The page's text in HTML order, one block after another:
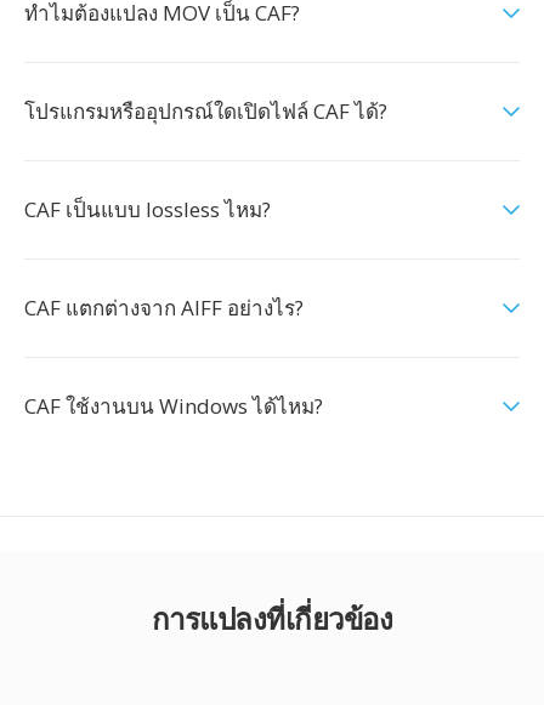
ทำไมต้องแปลง MOV เป็น CAF?
โปรแกรมหรืออุปกรณ์ใดเปิดไฟล์ CAF ได้?
CAF เป็นแบบ lossless ไหม?
CAF แตกต่างจาก AIFF อย่างไร?
CAF ใช้งานบน Windows ได้ไหม?
การแปลงที่เกี่ยวข้อง